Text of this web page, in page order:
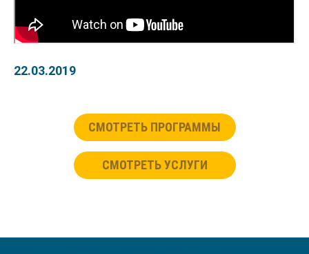
22.03.2019
СМОТРЕТЬ ПРОГРАММЫ
СМОТРЕТЬ УСЛУГИ